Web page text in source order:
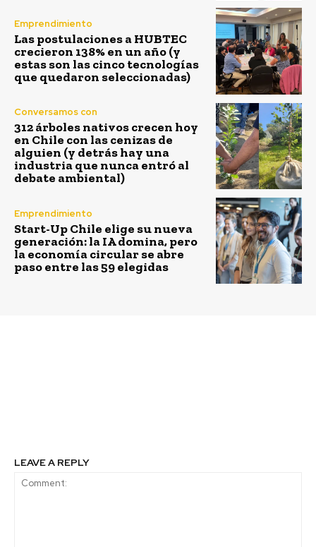
Emprendimiento
Las postulaciones a HUBTEC
crecieron 138% en un año (y
estas son las cinco tecnologías
que quedaron seleccionadas)
Conversamos con
312 árboles nativos crecen hoy
en Chile con las cenizas de
alguien (y detrás hay una
industria que nunca entró al
debate ambiental)
Emprendimiento
Start-Up Chile elige su nueva
generación: la IA domina, pero
la economía circular se abre
paso entre las 59 elegidas
LEAVE A REPLY